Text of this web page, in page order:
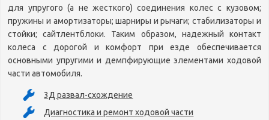
для упругого (а не жесткого) соединения колес с кузовом;
пружины и амортизаторы; шарниры и рычаги; стабилизаторы и
стойки; сайтлентблоки. Таким образом, надежный контакт
колеса с дорогой и комфорт при езде обеспечивается
основными упругими и демпфирующие элементами ходовой
части автомобиля.
3Д развал-схождение
Диагностика и ремонт ходовой части